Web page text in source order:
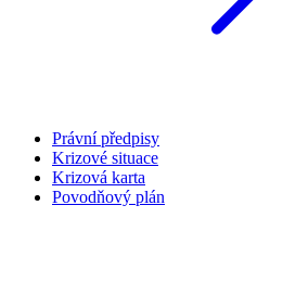
Právní předpisy
Krizové situace
Krizová karta
Povodňový plán